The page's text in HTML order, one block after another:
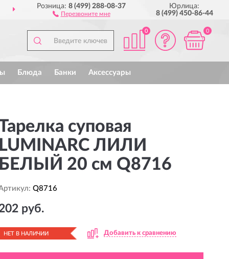
ДОСТАВИМ ПО ВСЕЙ РОССИИ
Розница:8 (499) 288-08-37
Перезвоните мне
Юрлица:
8 (499) 450-86-44
0 0
Блюда Банки Аксессуары
суповая
ЛИЛИ
20 см Q8716
Q8716
руб.
НЕТ В НАЛИЧИИ Добавить к сравнению